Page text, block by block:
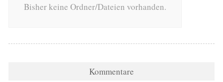
Bisher keine Ordner/Dateien vorhanden.
Kommentare